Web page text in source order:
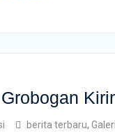
berita terbaru,